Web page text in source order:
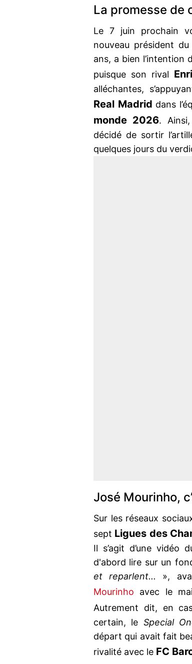
La promesse de
Le 7 juin prochain
nouveau président
ans, a bien
puisque son rival
alléchantes,
Real Madrid dans
monde 2026.
décidé de sortir
quelques jours du
José Mourinho,
Sur les réseaux
sept Ligues des
Il s’agit d’une vidéo
d'abord lire sur un
et reparlent... »,
Mourinho avec le
Autrement dit, en
certain, le Special
départ qui avait fait
rivalité avec le FC